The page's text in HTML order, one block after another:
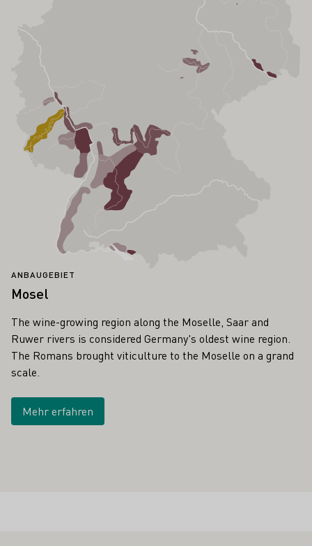
ANBAUGEBIET
Mosel
The wine-growing region along the Moselle, Saar and
Ruwer rivers is considered Germany's oldest wine region.
The Romans brought viticulture to the Moselle on a grand
scale.
Mehr erfahren